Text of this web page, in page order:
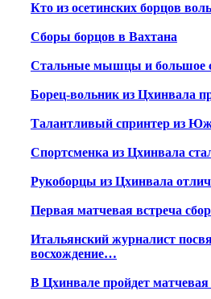
Кто из осетинских борцов
Сборы борцов в Вахтана
Стальные мышцы и большое
Борец-вольник из Цхинвала
Талантливый спринтер из
Спортсменка из Цхинвала
Рукоборцы из Цхинвала
Первая матчевая встреча
Итальянский журналист
восхождение…
В Цхинвале пройдет